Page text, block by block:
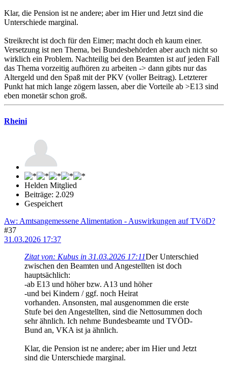
Klar, die Pension ist ne andere; aber im Hier und Jetzt sind die
Unterschiede marginal.
Streikrecht ist doch für den Eimer; macht doch eh kaum einer.
Versetzung ist nen Thema, bei Bundesbehörden aber auch nicht so
wirklich ein Problem. Nachteilig bei den Beamten ist auf jeden Fall
das Thema vorzeitig aufhören zu arbeiten -> dann gibts nur das
Altergeld und den Spaß mit der PKV (voller Beitrag). Letzterer
Punkt hat mich lange zögern lassen, aber die Vorteile ab >E13 sind
eben monetär schon groß.
Rheini
Helden Mitglied
Beiträge: 2.029
Gespeichert
Aw: Amtsangemessene Alimentation - Auswirkungen auf TVöD?
#37
31.03.2026 17:37
Zitat von: Kubus in 31.03.2026 17:11Der Unterschied
zwischen den Beamten und Angestellten ist doch
hauptsächlich:
-ab E13 und höher bzw. A13 und höher
-und bei Kindern / ggf. noch Heirat
vorhanden. Ansonsten, mal ausgenommen die erste
Stufe bei den Angestellten, sind die Nettosummen doch
sehr ähnlich. Ich nehme Bundesbeamte und TVÖD-
Bund an, VKA ist ja ähnlich.
Klar, die Pension ist ne andere; aber im Hier und Jetzt
sind die Unterschiede marginal.